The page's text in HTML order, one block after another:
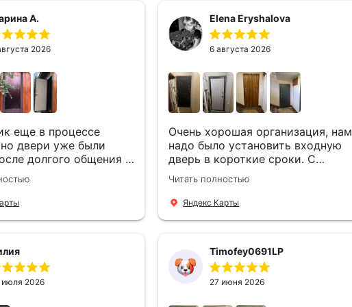
А.
2026
еще в процессе
двери уже были
долгого общения с
выбор был сделан -
двери Аргус Термо
которые нашлись в
день к нам приехали
-монтажника
. Быстро,
Elena Eryshalova
6 августа 2026
Очень хорошая организация, нам
надо было установить входную
дверь в короткие сроки. С
замерами другой компании
менеджер компании Филлип,
быстро предоставил нам
час. Спасибо вам большое, с
вами очень приятно иметь дело.
Читать полностью
Яндекс Карты
июля 2026
Timofey0691LP
27 июня 2026